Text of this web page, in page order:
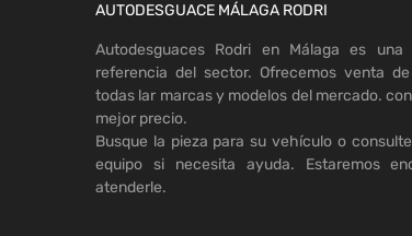
AUTODESGUACE MÁLAGA RODRI
Autodesguaces Rodri en Málaga es una
referencia del sector. Ofrecemos venta
todas lar marcas y modelos del mercado.
mejor precio.
Busque la pieza para su vehículo o
equipo si necesita ayuda. Estaremos
atenderle.